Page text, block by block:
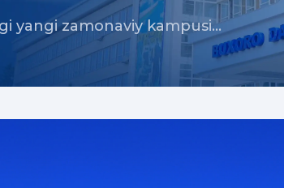
yangi zamonaviy kampusi…